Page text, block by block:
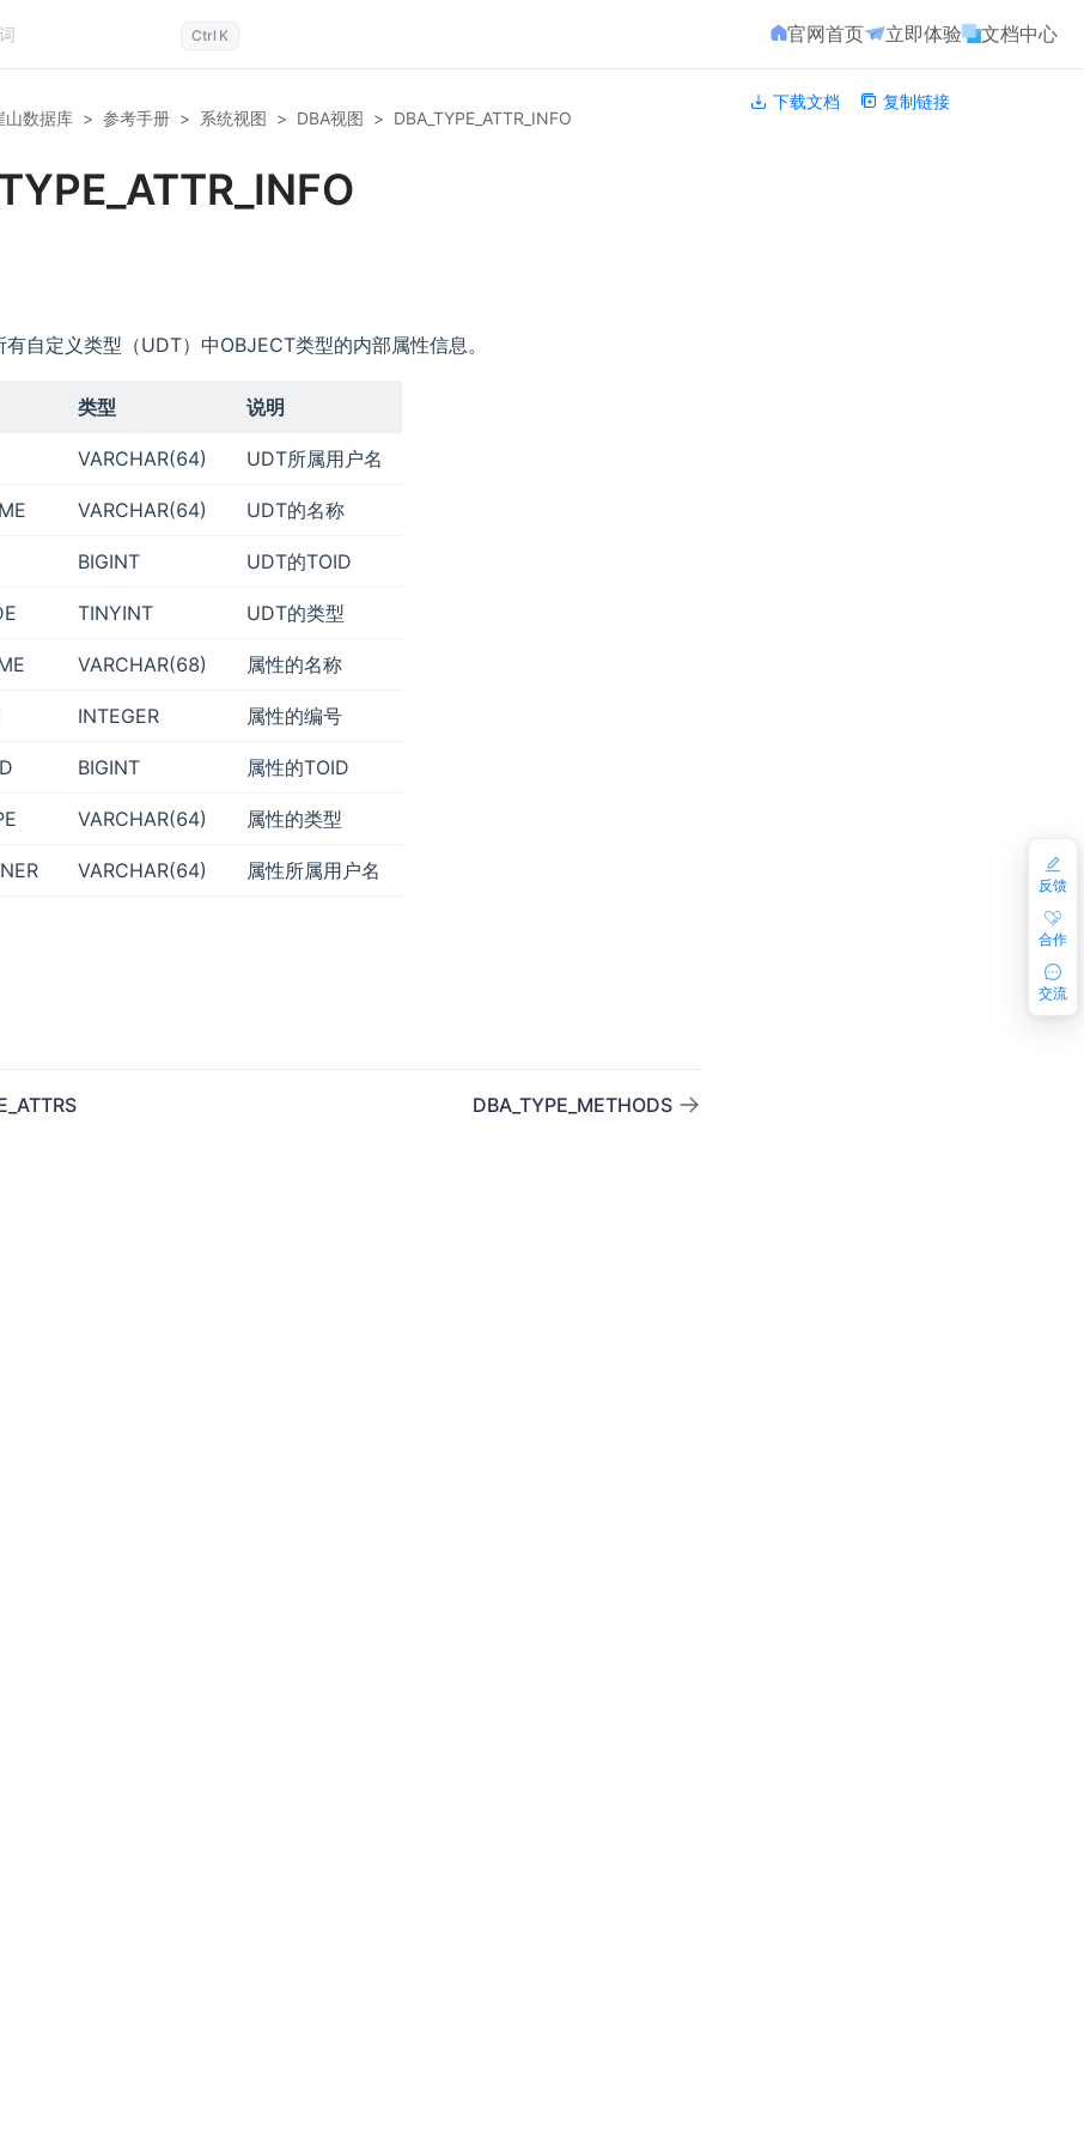
Ctrl K 官网首页 立即体验 文档中心
山数据库 > 参考手册 > 系统视图 > DBA视图 > DBA_TYPE_ATTR_INFO
自定义类型（UDT）中OBJECT类型的内部属性信息。
类型 说明
VARCHAR(64) UDT所属用户名
VARCHAR(64) UDT的名称
BIGINT UDT的TOID
TINYINT UDT的类型
VARCHAR(68) 属性的名称
INTEGER 属性的编号
BIGINT 属性的TOID
VARCHAR(64) 属性的类型
VARCHAR(64) 属性所属用户名
DBA_TYPE_METHODS
下载文档 复制链接
反馈
合作
交流